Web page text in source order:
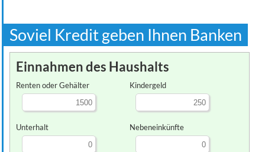
Soviel Kredit geben Ihnen Banken
Einnahmen des Haushalts
Renten oder Gehälter Kindergeld
Unterhalt Nebeneinkünfte